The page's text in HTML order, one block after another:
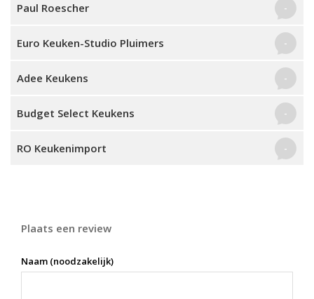
Paul Roescher -
Euro Keuken-Studio Pluimers -
Adee Keukens -
Budget Select Keukens -
RO Keukenimport -
Plaats een review
Naam (noodzakelijk)